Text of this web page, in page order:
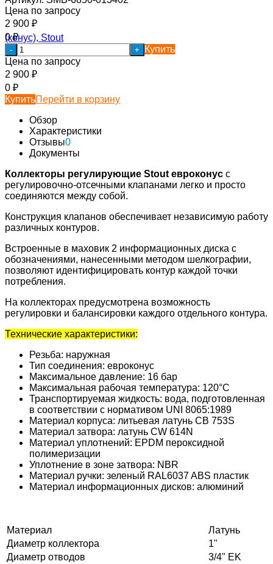
Цена по запросу
2 900 ₽
0₽
- +
Купить
Цена по запросу
2 900 ₽
0 ₽
КупитьПерейти в корзину
Обзор
Характеристики
Отзывы0
Документы
Коллекторы регулирующие Stout евроконус с
регулировочно-отсечными клапанами легко и просто
соединяются между собой.
Конструкция клапанов обеспечивает независимую работу
различных контуров.
Встроенные в маховик 2 информационных диска с
обозначениями, нанесенными методом шелкографии,
позволяют идентифицировать контур каждой точки
потребления.
На коллекторах предусмотрена возможность
регулировки и балансировки каждого отдельного контура.
Технические характеристики:
Резьба: наружная
Тип соединения: евроконус
Максимальное давление: 16 бар
Максимальная рабочая температура: 120°С
Транспортируемая жидкость: вода, подготовленная
в соответствии с нормативом UNI 8065:1989
Материал корпуса: литьевая латунь CB 753S
Материал затвора: латунь CW 614N
Материал уплотнений: EPDM пероксидной
полимеризации
Уплотнение в зоне затвора: NBR
Материал ручки: зеленый RAL6037 ABS пластик
Материал информационных дисков: алюминий
Материал
Латунь
Диаметр коллектора
1"
Диаметр отводов
3/4" EK